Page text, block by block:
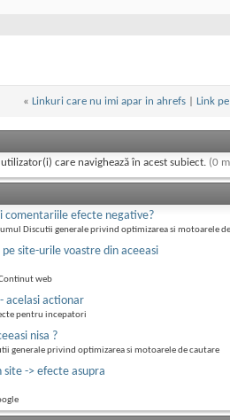
« Linkuri care nu imi apar in ahrefs| Link
care navighează în acest subiect. (0
comentariile efecte negative?
Discutii generale privind optimizarea si motoarele
site-urile voastre din aceeasi
web
acelasi actionar
pentru incepatori
nisa ?
generale privind optimizarea si motoarele de cautare
-> efecte asupra